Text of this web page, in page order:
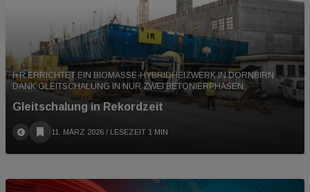
I+R ERRICHTET EIN BIOMASSE-HYBRIDHEIZWERK IN DORNBIRN
DANK GLEITSCHALUNG IN NUR ZWEI BETONIERPHASEN.
Gleitschalung in Rekordzeit
11. MÄRZ 2026 / LESEZEIT 1 MIN